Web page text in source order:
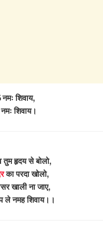
शिवाय,
शिवाय।
तुम हृदय से बोलो,
का परदा खोलो,
खाली ना जाए,
नमह शिवाय।।